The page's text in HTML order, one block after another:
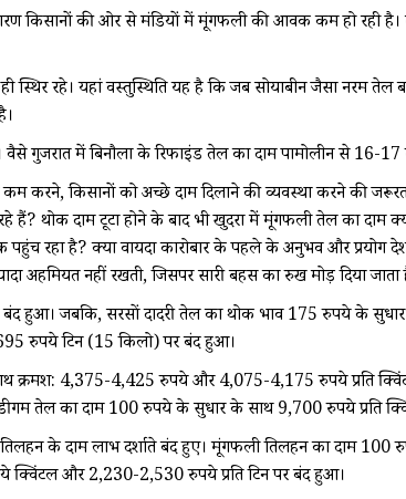
किसानों की ओर से मंडियों में मूंगफली की आवक कम हो रही
स्थिर रहे। यहां वस्तुस्थिति यह है कि जब सोयाबीन जैसा नरम
गुजरात में बिनौला के रिफाइंड तेल का दाम पामोलीन से 16-
कम करने, किसानों को अच्छे दाम दिलाने की व्यवस्था करने की
थोक दाम टूटा होने के बाद भी खुदरा में मूंगफली तेल का दाम
रहा है? क्या वायदा कारोबार के पहले के अनुभव और
अहमियत नहीं रखती, जिसपर सारी बहस का रुख मोड़ दिया जाता
हुआ। जबकि, सरसों दादरी तेल का थोक भाव 175 रुपये के
रुपये टिन (15 किलो) पर बंद हुआ।
क्रमश: 4,375-4,425 रुपये और 4,075-4,175 रुपये प्रति
तेल का दाम 100 रुपये के सुधार के साथ 9,700 रुपये प्रति
के दाम लाभ दर्शाते बंद हुए। मूंगफली तिलहन का दाम
और 2,230-2,530 रुपये प्रति टिन पर बंद हुआ।